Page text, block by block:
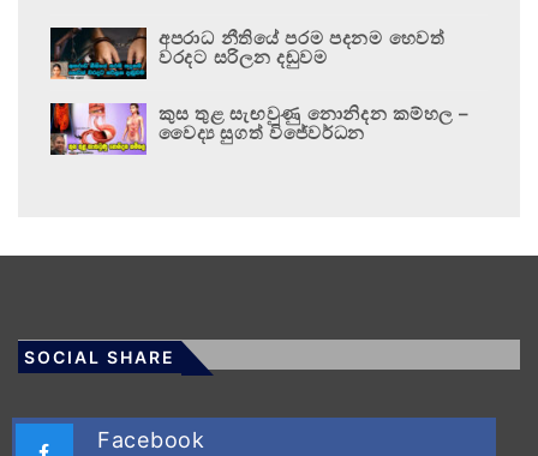
අපරාධ නීතියේ පරම පදනම හෙවත්
වරදට සරිලන දඬුවම
කුස තුළ සැඟවුණු නොනිදන කම්හල –
වෛද්‍ය සුගත් විජේවර්ධන
SOCIAL SHARE
Facebook